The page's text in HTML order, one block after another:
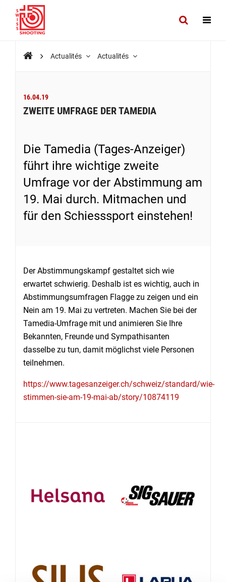
Actualités Actualités
16.04.19
ZWEITE UMFRAGE DER TAMEDIA
Die Tamedia (Tages-Anzeiger)
führt ihre wichtige zweite
Umfrage vor der Abstimmung am
19. Mai durch. Mitmachen und
für den Schiesssport einstehen!
Der Abstimmungskampf gestaltet sich wie
erwartet schwierig. Deshalb ist es wichtig, auch in
Abstimmungsumfragen Flagge zu zeigen und ein
Nein am 19. Mai zu vertreten. Machen Sie bei der
Tamedia-Umfrage mit und animieren Sie Ihre
Bekannten, Freunde und Sympathisanten
dasselbe zu tun, damit möglichst viele Personen
teilnehmen.
https://www.tagesanzeiger.ch/schweiz/standard/wie-
stimmen-sie-am-19-mai-ab/story/10874119